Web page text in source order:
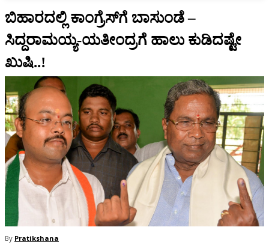
ಬಿಹಾರದಲ್ಲಿ ಕಾಂಗ್ರೆಸ್‌ಗೆ ಬಾಸುಂಡೆ –
ಸಿದ್ದರಾಮಯ್ಯ-ಯತೀಂದ್ರಗೆ ಹಾಲು ಕುಡಿದಷ್ಟೇ
ಖುಷಿ..!
By Pratikshana